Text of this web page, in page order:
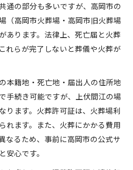
手続きの進め方と心構え
える手続き実務のコツ
ちな法的ポイントと費用
しやすい法的費用の注意点
しやすい葬儀の法的背景
すべき葬儀の法的ポイント
トラブル回避の実務知識
いための費用管理のコツ
通の部分も多いですが、高岡市の
（高岡市火葬場・高岡市旧火葬場
あります。法律上、死亡届と火葬
れらが完了しないと葬儀や火葬が
本籍地・死亡地・届出人の住所地
手続き可能ですが、上伏間江の場
ります。火葬許可証は、火葬場利
れます。また、火葬にかかる費用
なるため、事前に高岡市の公式サ
安心です。